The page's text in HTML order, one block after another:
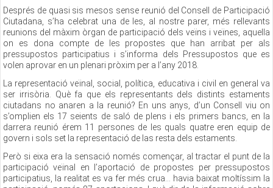
Després de quasi sis mesos sense reunió del Consell de Participació
Ciutadana, s’ha celebrat una de les, al nostre parer, més rellevants
reunions del màxim òrgan de participació dels veïns i veïnes, aquella
on es dona compte de les propostes que han arribat per als
pressupostos participatius i s’informa dels Pressupostos que es
volen aprovar en un plenari pròxim per a l’any 2018.
La representació veïnal, social, política, educativa i civil en general va
ser irrisòria. Què fa que els representants dels distints estaments
ciutadans no anaren a la reunió? En uns anys, d’un Consell viu on
s’omplien els 17 seients de saló de plens i els primers bancs, en la
darrera reunió érem 11 persones de les quals quatre eren equip de
govern i sols set la representació de las resta dels estaments.
Però si eixa era la sensació només començar, al tractar el punt de la
participació veïnal en l’aportació de propostes per pressupostos
participatius, la realitat es va fer més crua... havia baixat moltíssim la